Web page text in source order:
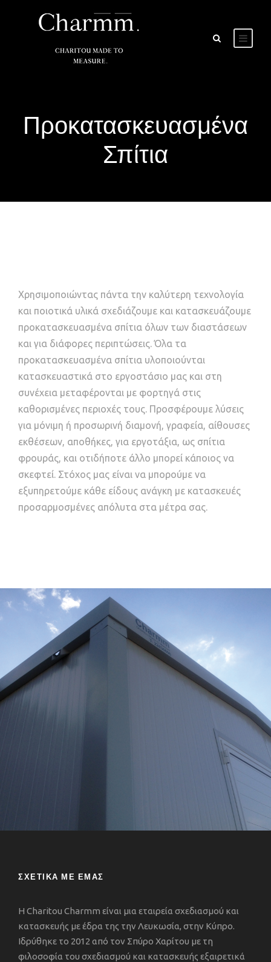
Προκατασκευασμένα
Σπίτια
Χρησιμοποιώντας πάντα την καλύτερη τεχνολογία
και ποιοτικά υλικά σχεδιάζουμε και κατασκευάζουμε
προκατασκευασμένα σπίτια όλων των διαστάσεων
και για διάφορες περιπτώσεις. Όλα τα
προκατασκευασμένα σπίτια υλοποιούνται
κατασκευαστικά στο εργοστάσιο μας και στη
συνέχεια μεταφέρονται με φορτηγά στις
καθορισμένες περιοχές τους. Προσφέρουμε λύσεις
για μόνιμη ή προσωρινή διαμονή, γραφεία, αίθουσες
εκθέσεων, αποθήκες, για εργοτάξια, ως σπίτια
φρουράς, και οτιδήποτε άλλο μπορεί κάποιος να
σκεφτεί. Στόχος μας είναι να μπορούμε να
εξυπηρετούμε κάθε είδους ανάγκη με κατασκευές
προσαρμοσμένες απόλυτα στα μέτρα σας.
ΣΧΕΤΙΚΑ ΜΕ ΕΜΑΣ
Η Charitou Charmm είναι μια εταιρεία σχεδιασμού και
κατασκευής με έδρα της την Λευκωσία, στην Κύπρο.
Ιδρύθηκε το 2012 από τον Σπύρο Χαρίτου με τη
φιλοσοφία του σχεδιασμού και κατασκευής εξαιρετικά